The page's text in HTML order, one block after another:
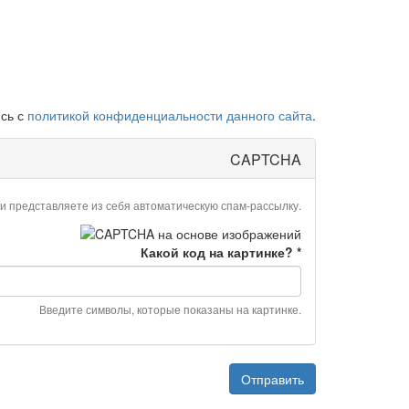
с политикой конфиденциальности данного сайта.
CAPTCHA
из себя автоматическую спам-рассылку.
Какой код на картинке? *
Введите символы, которые показаны на картинке.
Отправить